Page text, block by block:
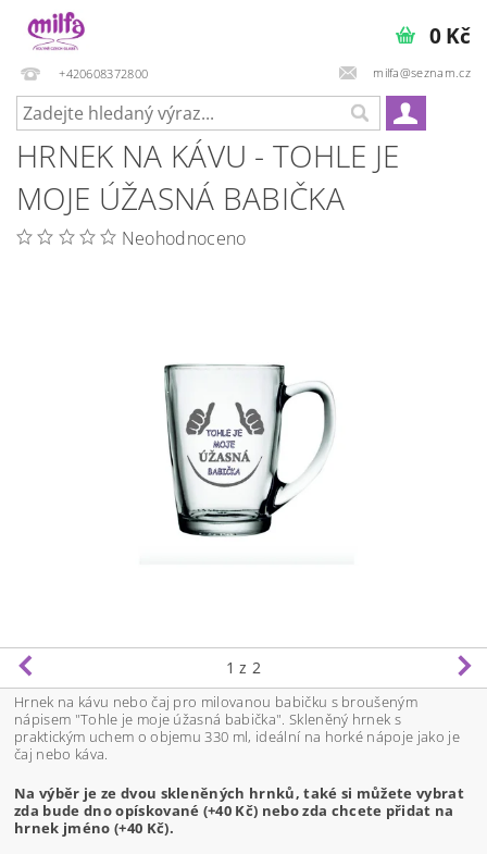
+420608372800 milfa@seznam.cz
0 Kč
HRNEK NA KÁVU - TOHLE JE
MOJE ÚŽASNÁ BABIČKA
Neohodnoceno
1 z 2
Hrnek na kávu nebo čaj pro milovanou babičku s broušeným
nápisem "Tohle je moje úžasná babička". Skleněný hrnek s
praktickým uchem o objemu 330 ml, ideální na horké nápoje jako je
čaj nebo káva.
Na výběr je ze dvou skleněných hrnků, také si můžete vybrat
zda bude dno opískované (+40 Kč) nebo zda chcete přidat na
hrnek jméno (+40 Kč).